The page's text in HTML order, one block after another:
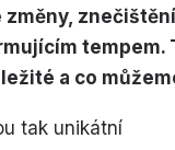
tempem.
a co
tak unikátní